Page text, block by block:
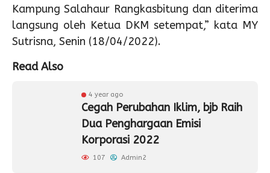
Kampung Salahaur Rangkasbitung dan diterima
langsung oleh Ketua DKM setempat,” kata MY
Sutrisna, Senin (18/04/2022).
Read Also
4 year ago
Cegah Perubahan Iklim, bjb Raih
Dua Penghargaan Emisi
Korporasi 2022
107 Admin2